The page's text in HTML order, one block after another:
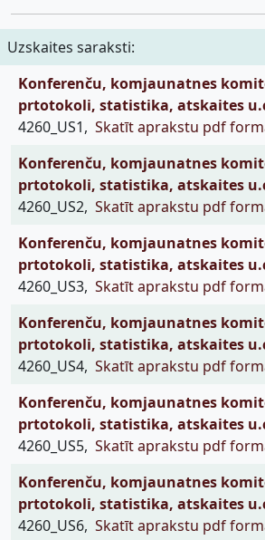
Uzskaites saraksti:
Konferenču, komjaunatnes
prtotokoli, statistika, atskaites
4260_US1, Skatīt aprakstu pdf
Konferenču, komjaunatnes
prtotokoli, statistika, atskaites
4260_US2, Skatīt aprakstu pdf
Konferenču, komjaunatnes
prtotokoli, statistika, atskaites
4260_US3, Skatīt aprakstu pdf
Konferenču, komjaunatnes
prtotokoli, statistika, atskaites
4260_US4, Skatīt aprakstu pdf
Konferenču, komjaunatnes
prtotokoli, statistika, atskaites
4260_US5, Skatīt aprakstu pdf
Konferenču, komjaunatnes
prtotokoli, statistika, atskaites
4260_US6, Skatīt aprakstu pdf